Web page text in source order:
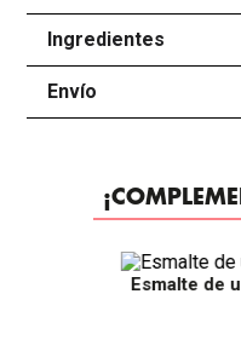
Ingredientes
Envío
Esmalte de